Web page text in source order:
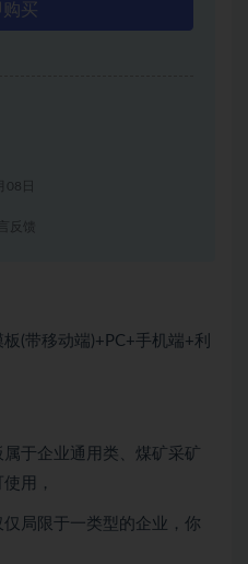
购买
08日
反馈
(带移动端)+PC+手机端+利
于企业通用类、煤矿采矿
用，
局限于一类型的企业，你